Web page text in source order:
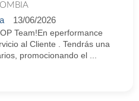
13/06/2026
Team!En eperformance
al Cliente . Tendrás una
promocionando el ...